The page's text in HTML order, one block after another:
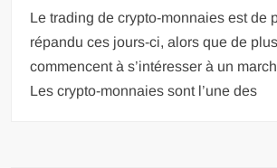
Le trading de crypto-monnaies est de
répandu ces jours-ci, alors que de
commencent à s’intéresser à un
Les crypto-monnaies sont l’une des